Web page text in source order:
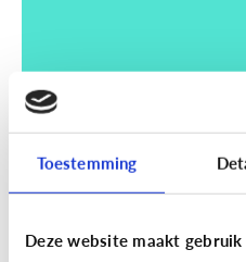
Toestemming
Deze website maakt gebruik